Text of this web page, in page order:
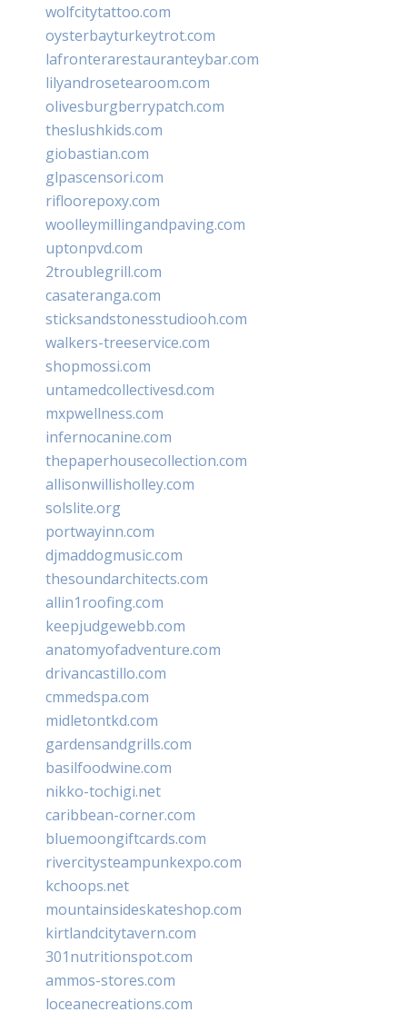
wolfcitytattoo.com
oysterbayturkeytrot.com
lafronterarestauranteybar.com
lilyandrosetearoom.com
olivesburgberrypatch.com
theslushkids.com
giobastian.com
glpascensori.com
rifloorepoxy.com
woolleymillingandpaving.com
uptonpvd.com
2troublegrill.com
casateranga.com
sticksandstonesstudiooh.com
walkers-treeservice.com
shopmossi.com
untamedcollectivesd.com
mxpwellness.com
infernocanine.com
thepaperhousecollection.com
allisonwillisholley.com
solslite.org
portwayinn.com
djmaddogmusic.com
thesoundarchitects.com
allin1roofing.com
keepjudgewebb.com
anatomyofadventure.com
drivancastillo.com
cmmedspa.com
midletontkd.com
gardensandgrills.com
basilfoodwine.com
nikko-tochigi.net
caribbean-corner.com
bluemoongiftcards.com
rivercitysteampunkexpo.com
kchoops.net
mountainsideskateshop.com
kirtlandcitytavern.com
301nutritionspot.com
ammos-stores.com
loceanecreations.com